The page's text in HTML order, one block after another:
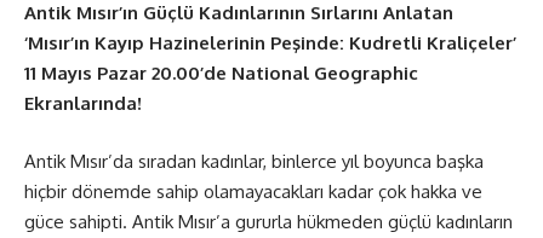
Antik Mısır’ın Güçlü Kadınlarının Sırlarını Anlatan
‘Mısır’ın Kayıp Hazinelerinin Peşinde: Kudretli Kraliçeler’
11 Mayıs Pazar 20.00’de National Geographic
Ekranlarında!
Antik Mısır’da sıradan kadınlar, binlerce yıl boyunca başka
hiçbir dönemde sahip olamayacakları kadar çok hakka ve
güce sahipti. Antik Mısır’a gururla hükmeden güçlü kadınların